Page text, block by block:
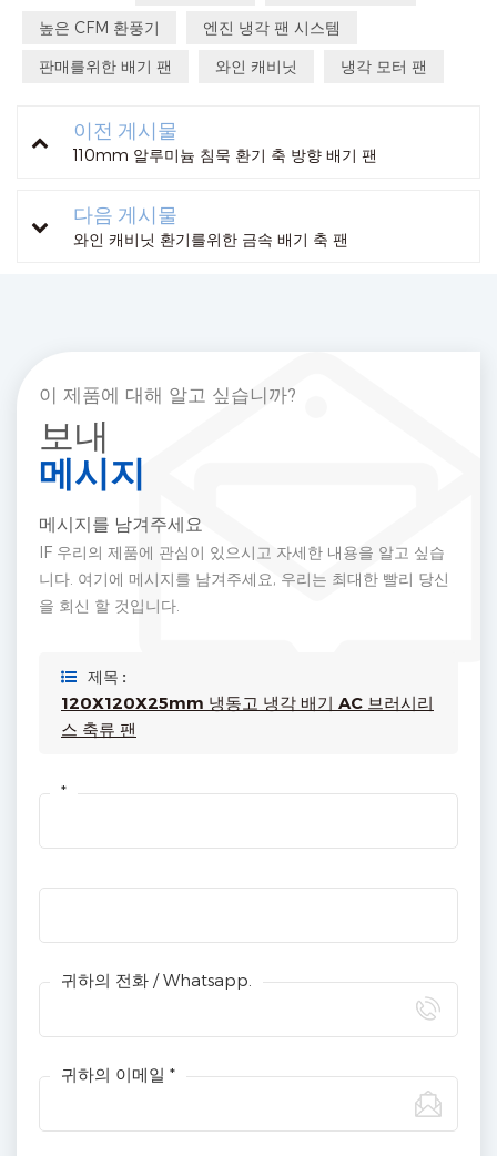
높은 CFM 환풍기 엔진 냉각 팬 시스템
판매를위한 배기 팬 와인 캐비닛 냉각 모터 팬
이전 게시물
110mm 알루미늄 침묵 환기 축 방향 배기 팬
다음 게시물
와인 캐비닛 환기를위한 금속 배기 축 팬
이 제품에 대해 알고 싶습니까?
보내
메시지
메시지를 남겨주세요
IF 우리의 제품에 관심이 있으시고 자세한 내용을 알고 싶습
니다. 여기에 메시지를 남겨주세요, 우리는 최대한 빨리 당신
을 회신 할 것입니다.
제목 :
120X120X25mm 냉동고 냉각 배기 AC 브러시리
스 축류 팬
*
귀하의 전화 / Whatsapp.
귀하의 이메일 *